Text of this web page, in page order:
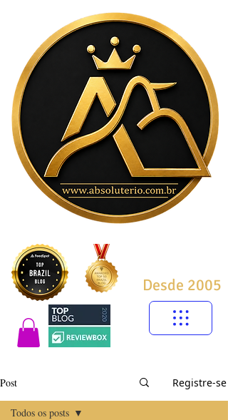
Desde 2005
Post Registre-se
Todos os posts